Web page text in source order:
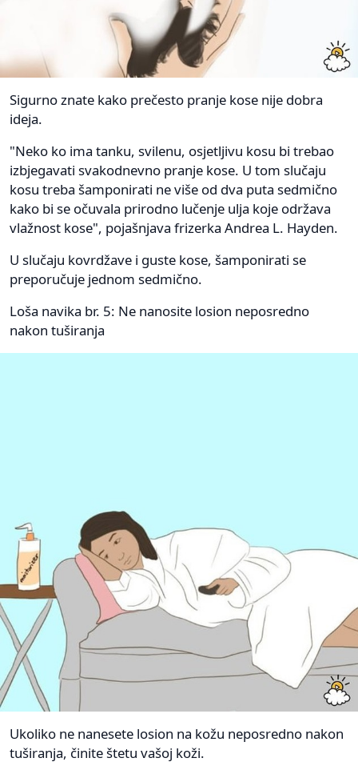
Sigurno znate kako prečesto pranje kose nije dobra
ideja.
"Neko ko ima tanku, svilenu, osjetljivu kosu bi trebao
izbjegavati svakodnevno pranje kose. U tom slučaju
kosu treba šamponirati ne više od dva puta sedmično
kako bi se očuvala prirodno lučenje ulja koje održava
vlažnost kose", pojašnjava frizerka Andrea L. Hayden.
U slučaju kovrdžave i guste kose, šamponirati se
preporučuje jednom sedmično.
Loša navika br. 5: Ne nanosite losion neposredno
nakon tuširanja
Ukoliko ne nanesete losion na kožu neposredno nakon
tuširanja, činite štetu vašoj koži.